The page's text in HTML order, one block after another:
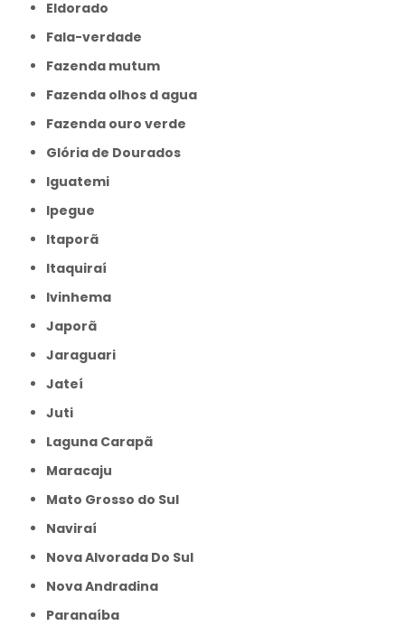
Eldorado
Fala-verdade
Fazenda mutum
Fazenda olhos d agua
Fazenda ouro verde
Glória de Dourados
Iguatemi
Ipegue
Itaporã
Itaquiraí
Ivinhema
Japorã
Jaraguari
Jateí
Juti
Laguna Carapã
Maracaju
Mato Grosso do Sul
Naviraí
Nova Alvorada Do Sul
Nova Andradina
Paranaíba